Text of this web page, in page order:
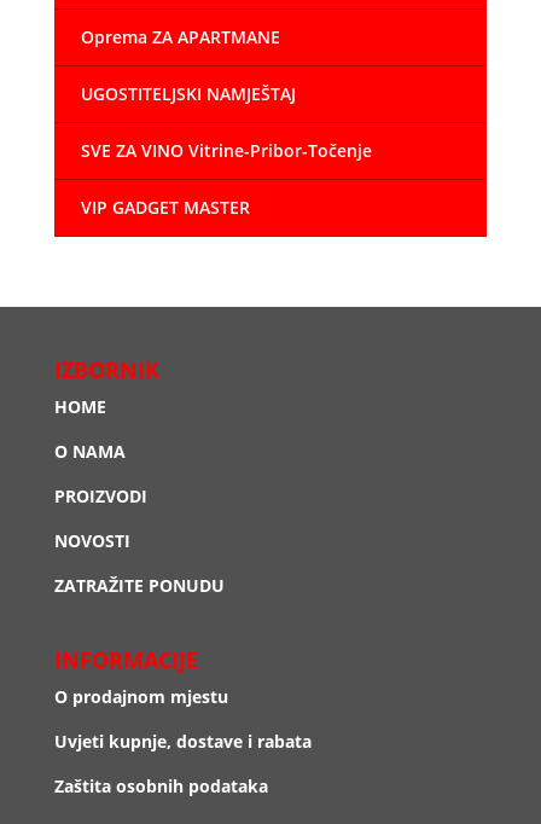
Oprema ZA APARTMANE
UGOSTITELJSKI NAMJEŠTAJ
SVE ZA VINO Vitrine-Pribor-Točenje
VIP GADGET MASTER
IZBORNIK
HOME
O NAMA
PROIZVODI
NOVOSTI
ZATRAŽITE PONUDU
INFORMACIJE
O prodajnom mjestu
Uvjeti kupnje, dostave i rabata
Zaštita osobnih podataka